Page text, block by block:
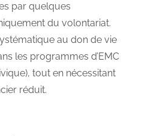
par quelques
du volontariat.
au don de vie
les programmes d’EMC
tout en nécessitant
réduit.